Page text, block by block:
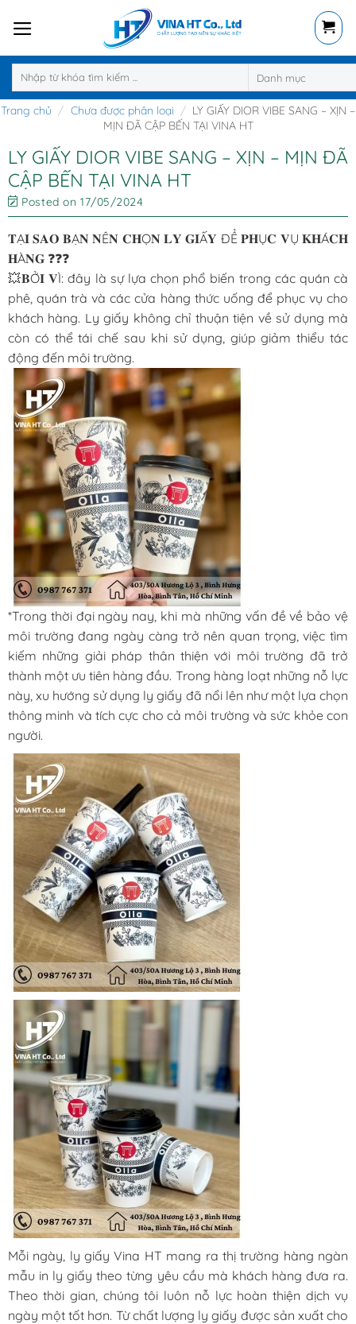
Trang chủ / Chưa được phân loại / LY GIẤY DIOR VIBE SANG – XỊN –
MỊN ĐÃ CẬP BẾN TẠI VINA HT
LY GIẤY DIOR VIBE SANG – XỊN – MỊN ĐÃ
CẬP BẾN TẠI VINA HT
Posted on 17/05/2024
𝐓Ạ𝐈 𝐒𝐀𝐎 𝐁Ạ𝐍 𝐍Ê𝐍 𝐂𝐇Ọ𝐍 𝐋𝐘 𝐆𝐈Ấ𝐘 ĐỂ 𝐏𝐇Ụ𝐂 𝐕Ụ 𝐊𝐇Á𝐂𝐇
𝐇À𝐍𝐆 ❓❓❓
💥𝐁Ở𝐈 𝐕Ì: đây là sự lựa chọn phổ biến trong các quán cà
phê, quán trà và các cửa hàng thức uống để phục vụ cho
khách hàng. Ly giấy không chỉ thuận tiện về sử dụng mà
còn có thể tái chế sau khi sử dụng, giúp giảm thiểu tác
động đến môi trường.
*Trong thời đại ngày nay, khi mà những vấn đề về bảo vệ
môi trường đang ngày càng trở nên quan trọng, việc tìm
kiếm những giải pháp thân thiện với môi trường đã trở
thành một ưu tiên hàng đầu. Trong hàng loạt những nỗ lực
này, xu hướng sử dụng ly giấy đã nổi lên như một lựa chọn
thông minh và tích cực cho cả môi trường và sức khỏe con
người.
Mỗi ngày, ly giấy Vina HT mang ra thị trường hàng ngàn
mẫu in ly giấy theo từng yêu cầu mà khách hàng đưa ra.
Theo thời gian, chúng tôi luôn nỗ lực hoàn thiện dịch vụ
ngày một tốt hơn. Từ chất lượng ly giấy được sản xuất cho